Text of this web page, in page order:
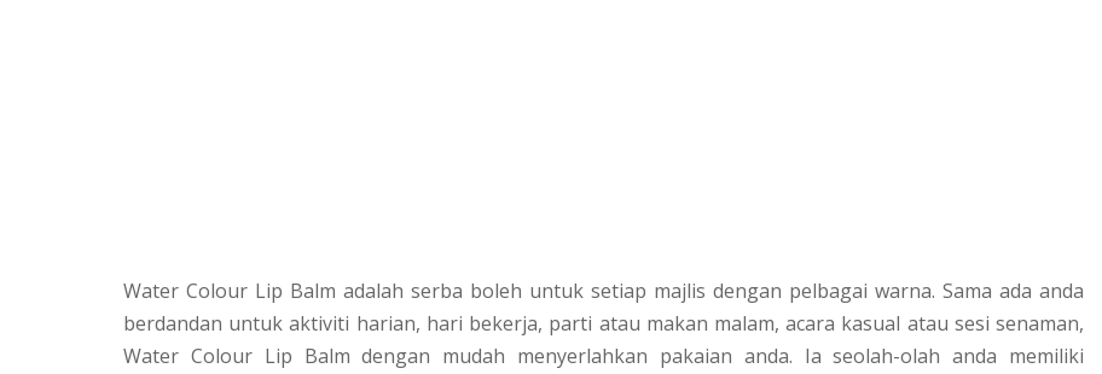
Water Colour Lip Balm adalah serba boleh untuk setiap majlis dengan pelbagai warna. Sama ada anda
berdandan untuk aktiviti harian, hari bekerja, parti atau makan malam, acara kasual atau sesi senaman,
Water Colour Lip Balm dengan mudah menyerlahkan pakaian anda. Ia seolah-olah anda memiliki